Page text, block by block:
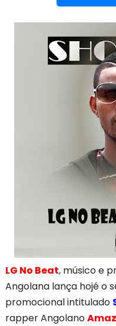
LG No Beat, músico e
Angolana lança hojé o
promocional intitulado
rapper Angolano